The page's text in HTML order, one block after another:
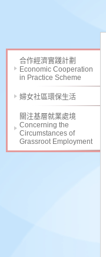
合作經濟實踐計劃
Economic Cooperation
in Practice Scheme
婦女社區環保生活
關注基層就業處境
Concerning the
Circumstances of
Grassroot Employment